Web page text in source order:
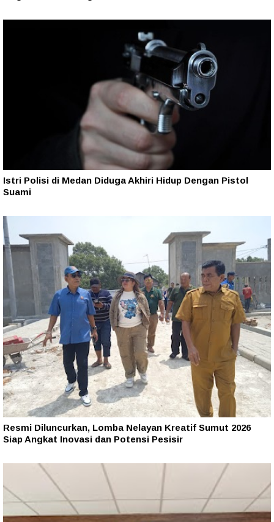
Istri Polisi di Medan Diduga Akhiri Hidup Dengan Pistol
Suami
Resmi Diluncurkan, Lomba Nelayan Kreatif Sumut 2026
Siap Angkat Inovasi dan Potensi Pesisir